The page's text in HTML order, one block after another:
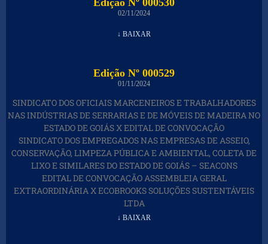
02/11/2024
↓ BAIXAR
Edição Nº 000529
01/11/2024
SINDICATO DOS OFICIAIS MARCENEIROS E TRABALHADORES
NAS INDÚSTRIAS DE SERRARIAS E DE MÓVEIS DE MADEIRA NO
ESTADO DE GOIÁS X EDITAL DE CONVOCAÇÃO
SINDICATO DOS EMPREGADOS NAS EMPRESAS DE ASSEIO,
CONSERVAÇÃO, LIMPEZA PÚBLICA E AMBIENTAL, COLETA DE
LIXO E SIMILARES DO ESTADO DE GOIÁS – SEACONS
EDITAL DE CONVOCAÇÃO ASSEMBLEIA GERAL
EXTRAORDINÁRIA X ECOBROOKS SOLUÇÕES SUSTENTÁVEIS
LTDA
↓ BAIXAR